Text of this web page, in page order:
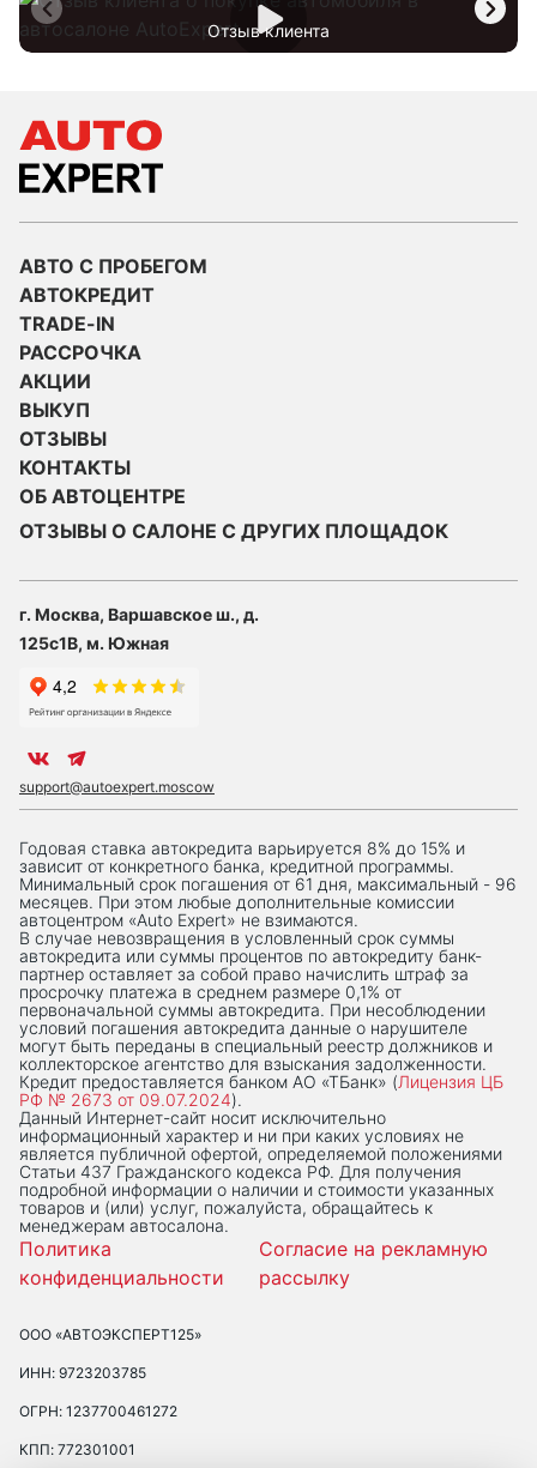
Отзыв клиента
АВТО С ПРОБЕГОМ
АВТОКРЕДИТ
TRADE-IN
РАССРОЧКА
АКЦИИ
ВЫКУП
ОТЗЫВЫ
КОНТАКТЫ
ОБ АВТОЦЕНТРЕ
ОТЗЫВЫ О САЛОНЕ С ДРУГИХ ПЛОЩАДОК
г. Москва, Варшавское ш., д.
125с1В, м. Южная
support@autoexpert.moscow
Годовая ставка автокредита варьируется 8% до 15% и
зависит от конкретного банка, кредитной программы.
Минимальный срок погашения от 61 дня, максимальный - 96
месяцев. При этом любые дополнительные комиссии
автоцентром «Auto Expert» не взимаются.
В случае невозвращения в условленный срок суммы
автокредита или суммы процентов по автокредиту банк-
партнер оставляет за собой право начислить штраф за
просрочку платежа в среднем размере 0,1% от
первоначальной суммы автокредита. При несоблюдении
условий погашения автокредита данные о нарушителе
могут быть переданы в специальный реестр должников и
коллекторское агентство для взыскания задолженности.
Кредит предоставляется банком АО «ТБанк» (Лицензия ЦБ
РФ № 2673 от 09.07.2024).
Данный Интернет-сaйт носит исключительно
информационный характер и ни при каких условиях не
является публичной офертой, определяемой положениями
Статьи 437 Гражданского кодекса РФ. Для получения
подробной информации о наличии и стоимости указанных
товаров и (или) услуг, пожалуйста, обращайтесь к
менеджерам автосалона.
Политика
конфиденциальности
Согласие на рекламную
рассылку
ООО «АВТОЭКСПЕРТ125»
ИНН: 9723203785
ОГРН: 1237700461272
КПП: 772301001